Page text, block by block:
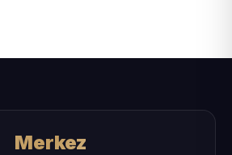
Merkez